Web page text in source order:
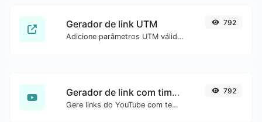
Gerador de link UTM
Adicione parâmetros UTM válidos e gere um link rastreável UTM.
792
Gerador de link com timestamp do YouTube
Gere links do YouTube com tempo inicial exato, útil para usuários móveis.
792